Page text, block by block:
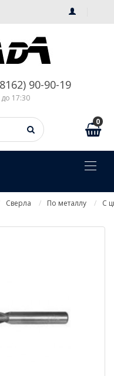
90-90-19
17:30
0
Сверла По металлу С